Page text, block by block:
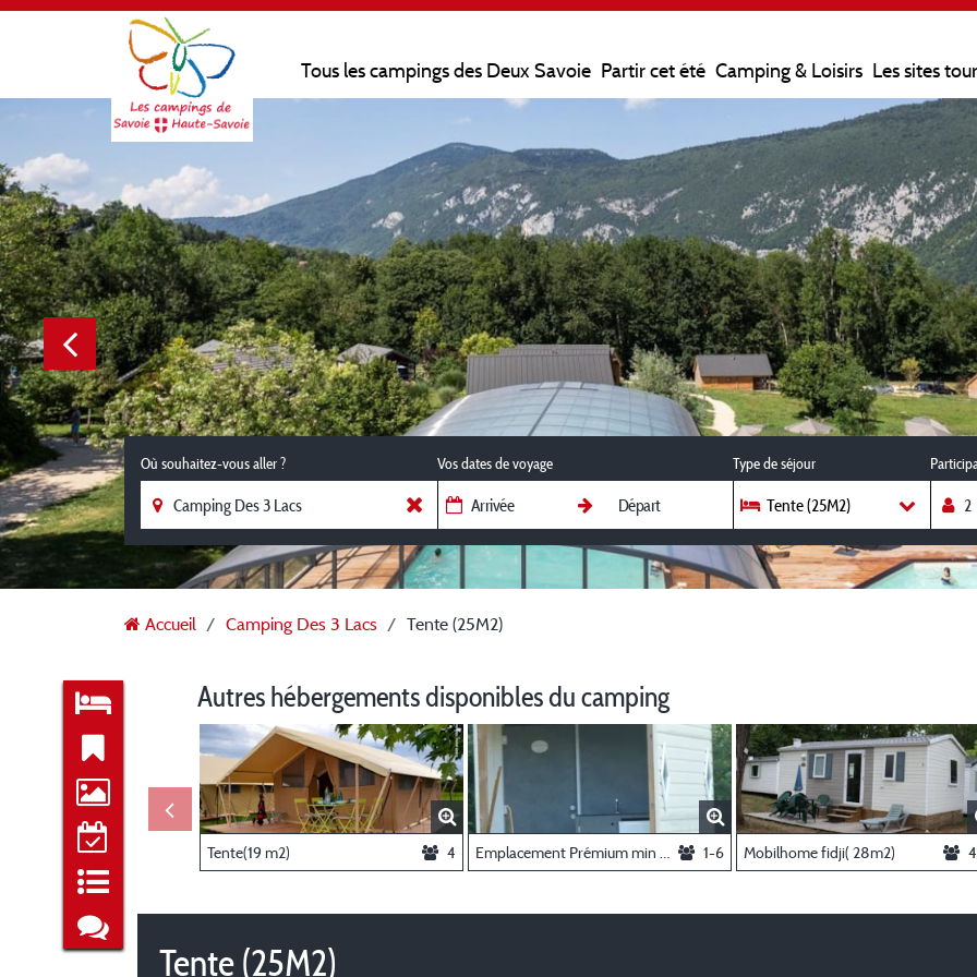
Tous les campings des Deux Savoie Partir cet été Camping & Loisirs Les sites
Où souhaitez-vous aller ? Vos dates de voyage Type de séjour
Tente (25M2)
Accueil Camping Des 3 Lacs Tente (25M2)
Autres hébergements disponibles du camping
Tente(19 m2) 4 1-6 Mobilhome fidji( 28m2)
Tente (25M2)